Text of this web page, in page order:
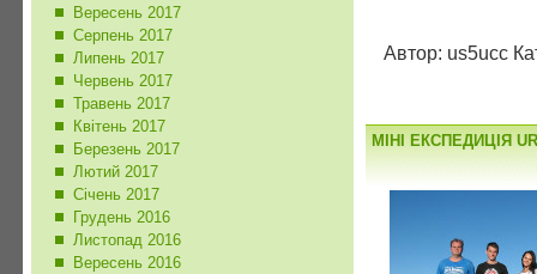
Вересень 2017
Серпень 2017
Липень 2017
Червень 2017
Травень 2017
Квітень 2017
Березень 2017
Лютий 2017
Січень 2017
Грудень 2016
Листопад 2016
Вересень 2016
Автор: us5ucc
МІНІ ЕКСПЕДИЦІЯ